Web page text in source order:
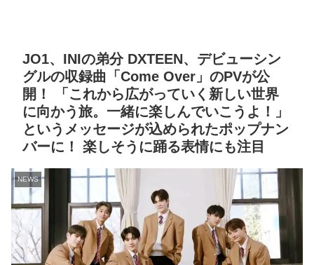
JO1、INIの弟分 DXTEEN、デビューシン
グルの収録曲「Come Over」のPVが公
開！ 「これから広がっていく新しい世界
に向かう旅。⼀緒に楽しんでいこうよ！」
というメッセージが込められたポップナン
バーに！ 楽しそうに踊る表情にも注目
NEWS